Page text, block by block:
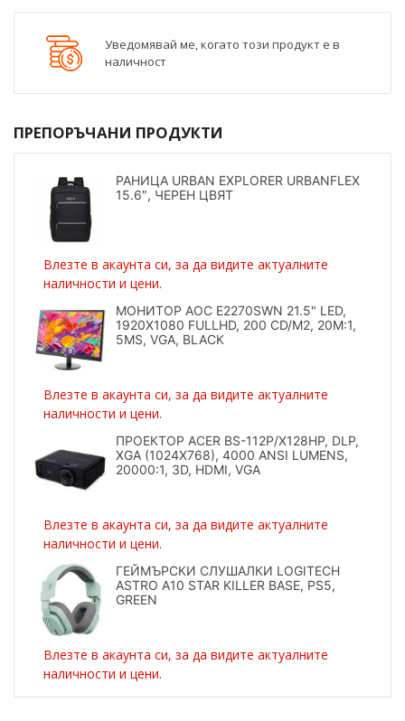
Уведомявай ме, когато този продукт е в
наличност
ПРЕПОРЪЧАНИ ПРОДУКТИ
РАНИЦА URBAN EXPLORER URBANFLEX
15.6″, ЧЕРЕН ЦВЯТ
Влезте в акаунта си, за да видите актуалните
наличности и цени.
МОНИТОР AOC E2270SWN 21.5" LED,
1920X1080 FULLHD, 200 CD/M2, 20M:1,
5MS, VGA, BLACK
Влезте в акаунта си, за да видите актуалните
наличности и цени.
ПРОЕКТОР ACER BS-112P/X128HP, DLP,
XGA (1024X768), 4000 ANSI LUMENS,
20000:1, 3D, HDMI, VGA
Влезте в акаунта си, за да видите актуалните
наличности и цени.
ГЕЙМЪРСКИ СЛУШАЛКИ LOGITECH
ASTRO A10 STAR KILLER BASE, PS5,
GREEN
Влезте в акаунта си, за да видите актуалните
наличности и цени.